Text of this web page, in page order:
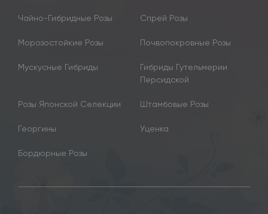
Чайно-Гибридные Розы Спрей Розы
Морозостойкие Розы Почвопокровные Розы
Мускусные Гибриды
Гибриды Гутельмерии
Персидской
Розы Японской Селекции Штамбовые Розы
Георгины Уценка
Бордюрные Розы